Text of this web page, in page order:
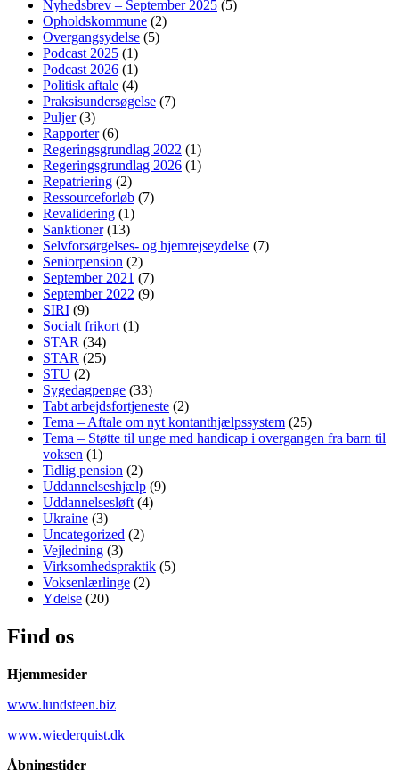
Nyhedsbrev – September 2025 (5)
Opholdskommune (2)
Overgangsydelse (5)
Podcast 2025 (1)
Podcast 2026 (1)
Politisk aftale (4)
Praksisundersøgelse (7)
Puljer(3)
Rapporter(6)
Regeringsgrundlag 2022 (1)
Regeringsgrundlag 2026 (1)
Repatriering (2)
Ressourceforløb (7)
Revalidering (1)
Sanktioner(13)
Selvforsørgelses- og hjemrejseydelse (7)
Seniorpension (2)
September 2021 (7)
September 2022 (9)
SIRI (9)
Socialt frikort (1)
STAR (34)
STAR (25)
STU (2)
Sygedagpenge (33)
Tabt arbejdsfortjeneste (2)
Tema – Aftale om nyt kontanthjælpssystem (25)
Tema – Støtte til unge med handicap i overgangen fra barn til
voksen (1)
Tidlig pension (2)
Uddannelseshjælp (9)
Uddannelsesløft (4)
Ukraine (3)
Uncategorized (2)
Vejledning (3)
Virksomhedspraktik (5)
Voksenlærlinge (2)
Ydelse (20)
Find os
Hjemmesider
www.lundsteen.biz
www.wiederquist.dk
Åbningstider